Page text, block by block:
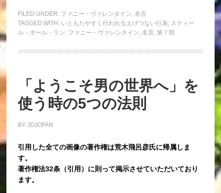
FILED UNDER: ファニー・ヴァレンタイン, 名言
TAGGED WITH: いともたやすく行われるえげつない行為, スティー
ル・ボール・ラン, ファニー・ヴァレンタイン, 名言, 第７部
「ようこそ男の世界へ」を
使う時の5つの法則
BY JOJOFAN
引用した全ての画像の著作権は荒木飛呂彦氏に帰属しま
す。
著作権法32条（引用）に則って掲示させていただいており
ます。